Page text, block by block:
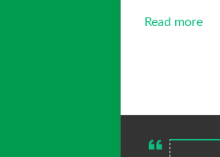
Read more